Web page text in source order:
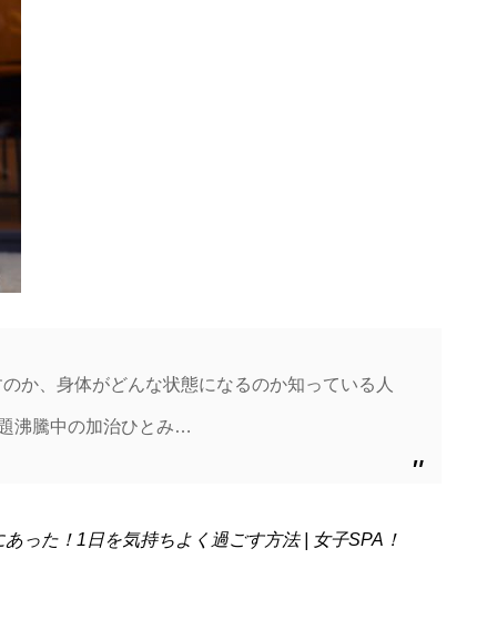
か、身体がどんな状態になるのか知っている人
沸騰中の加治ひとみ…
った！1日を気持ちよく過ごす方法 | 女子SPA！